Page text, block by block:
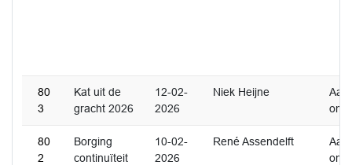
80
3
Kat uit de
gracht 2026
12-02-
2026
Niek Heijne
80
2
Borging
continuïteit
10-02-
2026
René Assendelft